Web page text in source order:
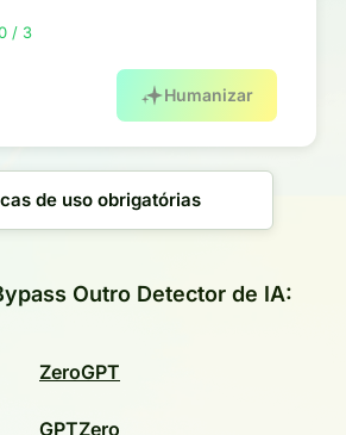
/ 3
Humanizar
de uso obrigatórias
Outro Detector de IA:
ZeroGPT
GPTZero